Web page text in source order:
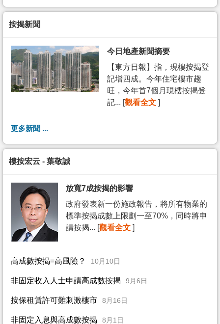
按揭新聞
今日地產新聞摘要
【東方日報】指，現樓按揭登
記增四成。今年住宅樓市趨
旺，今年首7個月現樓按揭登
記... [觀看全文 ]
更多新聞 ...
樓按宏云 - 葉敬誠
放寬7成按揭的影響
政府發表新一份施政報告，將所有物業的
標準按揭成數上限劃一至70%，同時將申
請按揭... [觀看全文 ]
高成數按揭=高風險？ 10月10日
非固定收入人士申請高成數按揭 9月6日
按保租賃許可難刺激樓市 8月16日
非固定入息與高成數按揭 8月1日